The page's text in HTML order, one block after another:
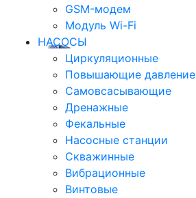
GSM-модем
Модуль Wi-Fi
НАСОСЫ
Циркуляционные
Повышающие давление
Самовсасывающие
Дренажные
Фекальные
Насосные станции
Скважинные
Вибрационные
Винтовые